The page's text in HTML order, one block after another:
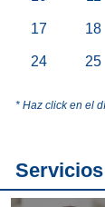
17 18
24 25
* Haz click en el
Servicios